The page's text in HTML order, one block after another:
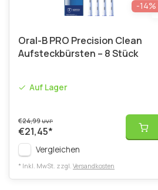
-14%
Oral-B PRO Precision Clean
Aufsteckbürsten – 8 Stück
Auf Lager
€24,99UVP
€21,45*
Vergleichen
* Inkl. MwSt. zzgl. Versandkosten